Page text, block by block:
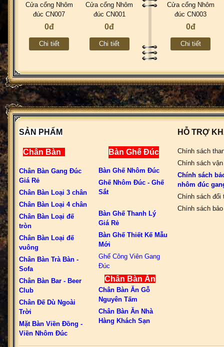
Cửa cổng Nhôm
đúc CN007
0đ
Chi tiết
Cửa cổng Nhôm
đúc CN001
0đ
Chi tiết
Cửa cổng Nhôm
đúc CN003
0đ
Chi tiết
SẢN PHẨM
Chân Bàn
Chân Bàn Gang Đúc
Giá Rẻ
Chân Bàn Loại 3 chân
Chân Bàn Loại 4 chân
Chân Bàn Loại đế
tròn
Chân Bàn Loại đế
vuông
Chân Bàn Trà Bàn -
Sofa
Chân Bàn Bar - Beer
Club
Chân Đế Dù Ngoài
Trời
Mặt Bàn Viền Đồng -
Viền Nhôm Đúc
Bàn Ghế Đúc
Bàn Ghế Nhôm Đúc
Ghế Nhôm Đúc - Ghế
Sắt
Bàn Ghế Thanh Lý
Giá Rẻ
Bàn Ghế Thiết Kế Mẫu
Mới
Ghế Công Viên Gang
Đúc
Chân Bàn Ăn
Chân Bàn Ăn Gỗ
Nguyên Tấm
Chân Bàn Ăn Nhà
Hàng Khách Sạn
HỖ TRỢ
Chính sách
Chính sách
Chính sách
nhôm đúc
Chính sách đổi
Chính sách